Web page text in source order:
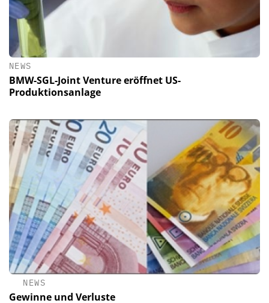
NEWS
BMW-SGL-Joint Venture eröffnet US-
Produktionsanlage
NEWS
Gewinne und Verluste